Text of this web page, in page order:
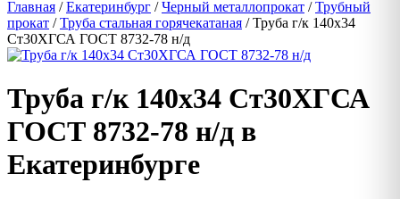
Главная /Екатеринбург /Черный металлопрокат /Трубный
прокат /Труба стальная горячекатаная / Труба г/к 140х34
Ст30ХГСА ГОСТ 8732-78 н/д
Труба г/к 140х34 Ст30ХГСА
ГОСТ 8732-78 н/д в
Екатеринбурге